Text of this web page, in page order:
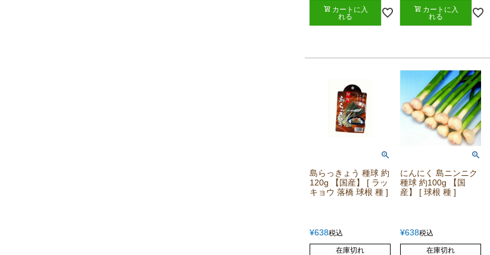
カートに入
れる
カートに入
れる
島らっきょう 種球 約
120g 【国産】 [ ラッ
キョウ 落橋 球根 種 ]
¥638税込
在庫切れ
にんにく 島ニンニク
種球 約100g 【国
産】 [ 球根 種 ]
¥638税込
在庫切れ